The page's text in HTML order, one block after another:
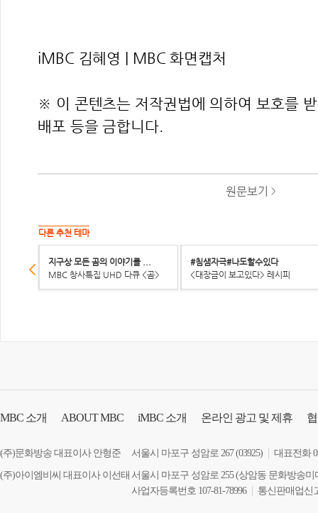
iMBC 김혜영 | MBC 화면캡처
※ 이 콘텐츠는 저작권법에 의하여 보호를
배포 등을 금합니다.
원문보기 >
다른 추천 테마
지구상 모든 곰의 이야기를 ...
MBC 창사특집 UHD 다큐 <곰>
#침샘자극#나도할수있다
<대장금이 보고있다> 레시피
MBC 소개 ABOUT MBC iMBC 소개 온라인 광고 및 제휴
(주)문화방송 대표이사 안형준 서울시 마포구 성암로 267 (03925) 대표전화
(주)아이엠비씨 대표이사 이선태 서울시 마포구 성암로 255 (상암동 문화방송미
사업자등록번호 107-81-78996
통신판매업신